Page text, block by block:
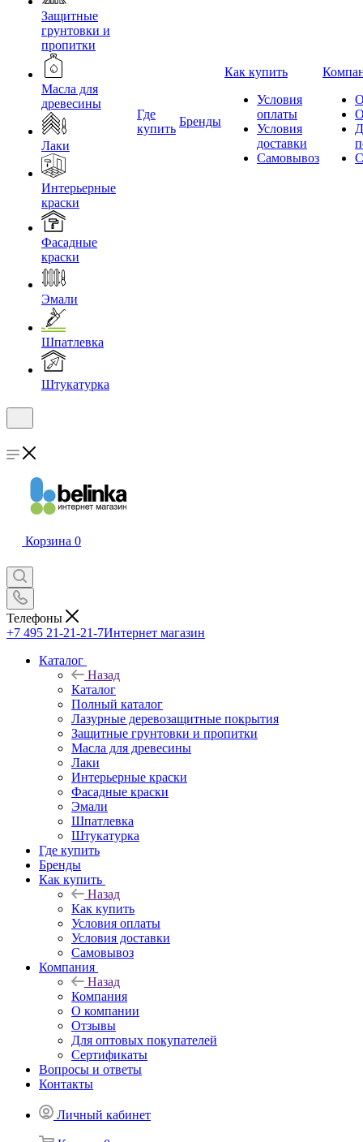
Защитные
грунтовки и
пропитки
Масла для
древесины
Лаки
Интерьерные
краски
Фасадные
краски
Эмали
Шпатлевка
Штукатурка
Где
купить
Бренды
Как купить
Условия
оплаты
Условия
доставки
Самовывоз
Корзина 0
Телефоны
+7 495 21-21-21-7Интернет магазин
Каталог
Назад
Каталог
Полный каталог
Лазурные деревозащитные покрытия
Защитные грунтовки и пропитки
Масла для древесины
Лаки
Интерьерные краски
Фасадные краски
Эмали
Шпатлевка
Штукатурка
Где купить
Бренды
Как купить
Назад
Как купить
Условия оплаты
Условия доставки
Самовывоз
Компания
Назад
Компания
О компании
Отзывы
Для оптовых покупателей
Сертификаты
Вопросы и ответы
Контакты
Личный кабинет